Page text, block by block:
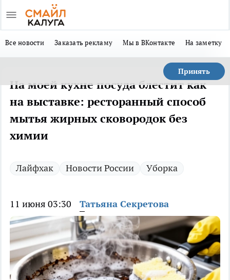
Все новости Заказать рекламу Мы в ВКонтакте На заметку
Принять
На моей кухне посуда блестит как
на выставке: ресторанный способ
мытья жирных сковородок без
химии
Лайфхак Новости России Уборка
11 июня 03:30 Татьяна Секретова